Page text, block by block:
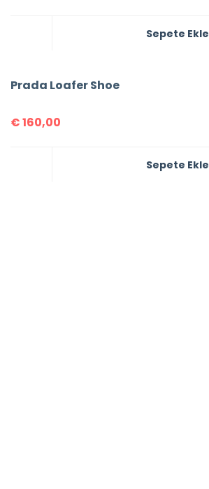
Sepete Ekle
Prada Loafer Shoe
€160,00
Sepete Ekle